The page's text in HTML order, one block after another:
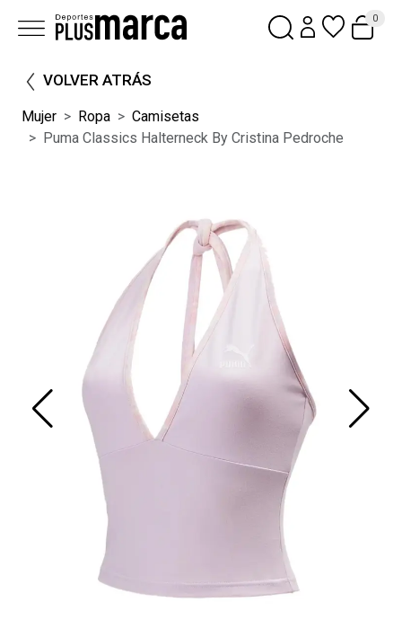
0
VOLVER ATRÁS
Mujer Ropa
Camisetas
Puma Classics Halterneck By Cristina Pedroche